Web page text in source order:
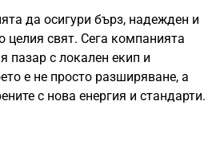
да осигури бърз, надежден и
целия свят. Сега компанията
пазар с локален екип и
е не просто разширяване, а
с нова енергия и стандарти.